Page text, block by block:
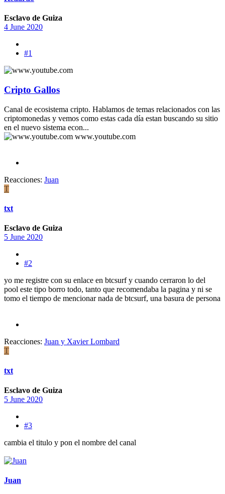
Esclavo de Guiza
4 June 2020
#1
Cripto Gallos
Canal de ecosistema cripto. Hablamos de temas relacionados con las
criptomonedas y vemos como estas cada día estan buscando su sitio
en el nuevo sistema econ...
www.youtube.com
Reacciones: Juan
T
txt
Esclavo de Guiza
5 June 2020
#2
yo me registre con su enlace en btcsurf y cuando cerraron lo del
pool este tipo borro todo, tanto que recomendaba la pagina y ni se
tomo el tiempo de mencionar nada de btcsurf, una basura de persona
Reacciones: Juan y Xavier Lombard
T
txt
Esclavo de Guiza
5 June 2020
#3
cambia el titulo y pon el nombre del canal
Juan